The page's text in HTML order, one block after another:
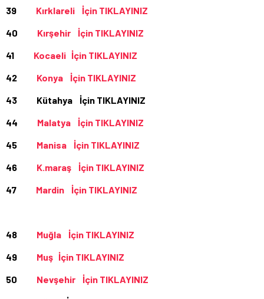
39 Kırklareli İçin TIKLAYINIZ
40 Kırşehir İçin TIKLAYINIZ
41 Kocaeli İçin TIKLAYINIZ
42 Konya İçin TIKLAYINIZ
43 Kütahya İçin TIKLAYINIZ
44 Malatya İçin TIKLAYINIZ
45 Manisa İçin TIKLAYINIZ
46 K.maraş İçin TIKLAYINIZ
47 Mardin İçin TIKLAYINIZ
48 Muğla İçin TIKLAYINIZ
49 Muş İçin TIKLAYINIZ
50 Nevşehir İçin TIKLAYINIZ